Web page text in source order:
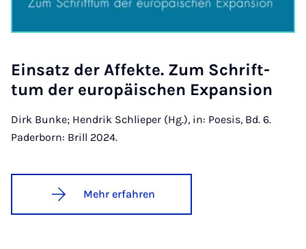
Ein­­satz der Af­­fek­te. Zum Schrift­
tum der eu­ro­pä­i­­schen Ex­pan­­si­on
Dirk Bunke; Hendrik Schlieper (Hg.), in: Poesis, Bd. 6.
Paderborn: Brill 2024.
Mehr erfahren